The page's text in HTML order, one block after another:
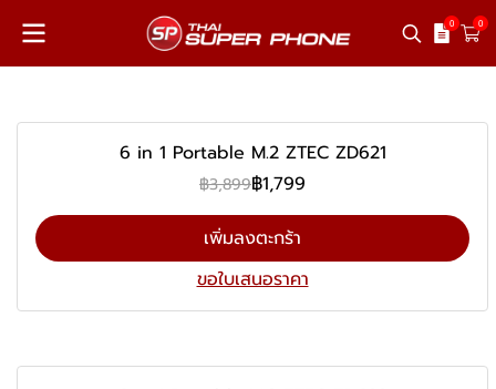
0 0
6 in 1 Portable M.2 ZTEC ZD621
฿3,899฿1,799
เพิ่มลงตะกร้า
ขอใบเสนอราคา